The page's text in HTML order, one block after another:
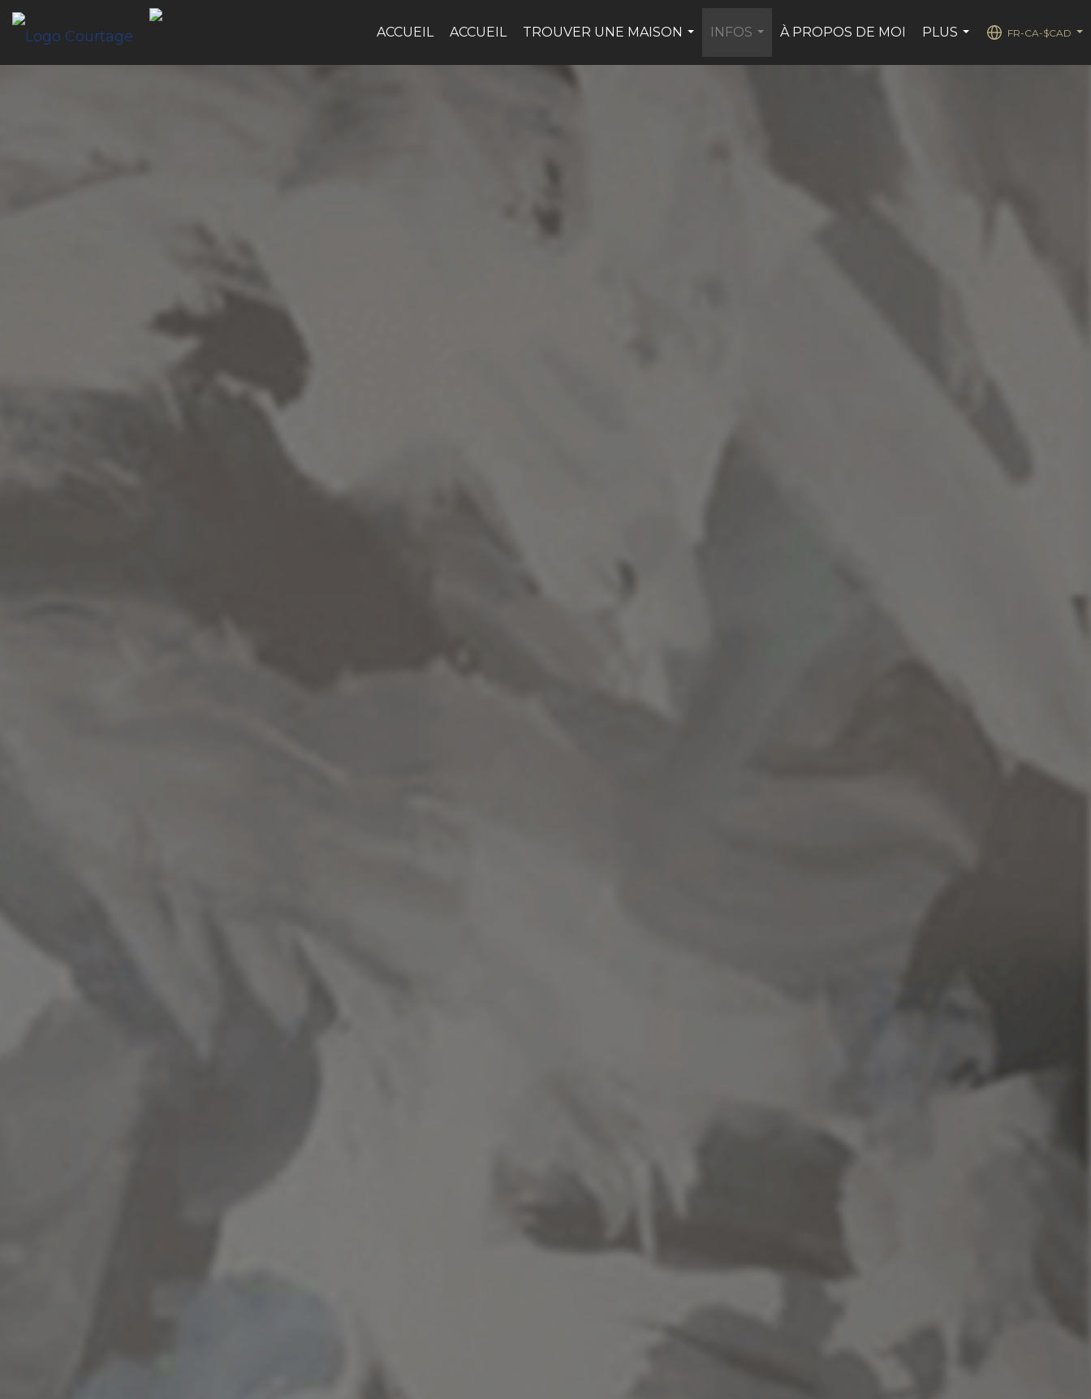
ACCUEIL ACCUEIL
TROUVER UNE MAISON
INFOS
À PROPOS DE MOI
PLUS
FR-CA-$CAD